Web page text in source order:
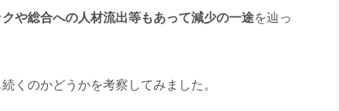
や総合への人材流出等もあって減少の一途を辿っ
くのかどうかを考察してみました。